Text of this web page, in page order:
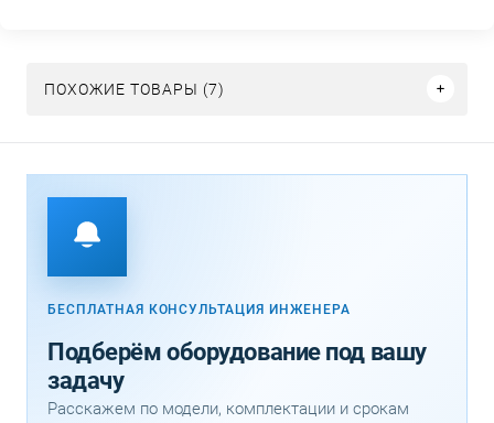
ПОХОЖИЕ ТОВАРЫ (7)
БЕСПЛАТНАЯ КОНСУЛЬТАЦИЯ ИНЖЕНЕРА
Подберём оборудование под вашу
задачу
Расскажем по модели, комплектации и срокам